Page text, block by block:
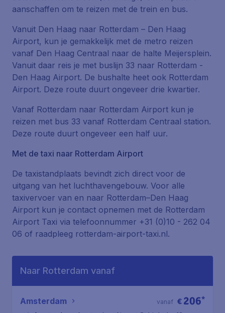
aanschaffen om te reizen met de trein en bus.
Vanuit Den Haag naar Rotterdam – Den Haag
Airport, kun je gemakkelijk met de metro reizen
vanaf Den Haag Centraal naar de halte Meijersplein.
Vanuit daar reis je met buslijn 33 naar Rotterdam -
Den Haag Airport. De bushalte heet ook Rotterdam
Airport. Deze route duurt ongeveer drie kwartier.
Vanaf Rotterdam naar Rotterdam Airport kun je
reizen met bus 33 vanaf Rotterdam Centraal station.
Deze route duurt ongeveer een half uur.
Met de taxi naar Rotterdam Airport
De taxistandplaats bevindt zich direct voor de
uitgang van het luchthavengebouw. Voor alle
taxivervoer van en naar Rotterdam–Den Haag
Airport kun je contact opnemen met de Rotterdam
Airport Taxi via telefoonnummer +31 (0)10 - 262 04
06 of raadpleeg rotterdam-airport-taxi.nl.
Naar Rotterdam vanaf
Amsterdam € 206*
vanaf